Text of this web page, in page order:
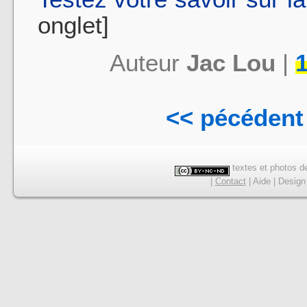
onglet]
Auteur Jac Lou |
<< pécédent
textes et photos
Contact| Aide| Design